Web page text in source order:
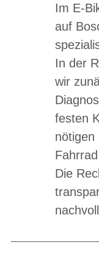
Im E-
auf
In der
wir
festen
nötigen
Die